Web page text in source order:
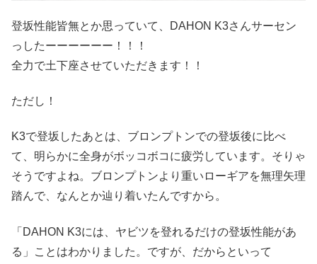
登坂性能皆無とか思っていて、DAHON K3さんサーセン
っしたーーーーーー！！！
全力で土下座させていただきます！！
ただし！
K3で登坂したあとは、ブロンプトンでの登坂後に比べ
て、明らかに全身がボッコボコに疲労しています。そりゃ
そうですよね。ブロンプトンより重いローギアを無理矢理
踏んで、なんとか辿り着いたんですから。
「DAHON K3には、ヤビツを登れるだけの登坂性能があ
る」ことはわかりました。ですが、だからといって